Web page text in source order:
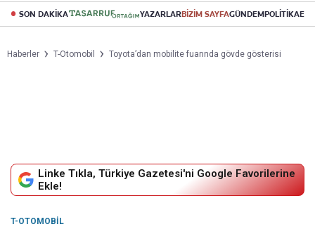
SON DAKİKA YAZARLARBİZİM SAYFAGÜNDEMPOLİTİKA
Haberler T-Otomobil Toyota’dan mobilite fuarında gövde gösterisi
Linke Tıkla, Türkiye Gazetesi'ni Google Favorilerine
Ekle!
T-OTOMOBIL